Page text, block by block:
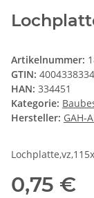
Artikelnummer:
GTIN:
HAN: 334451
Kategorie:
Hersteller: GAH-
0,75 €